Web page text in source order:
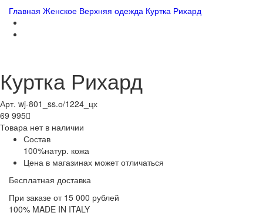
Главная Женское Верхняя одежда Куртка Рихард
Куртка Рихард
Арт. wj-801_ss.о/1224_цх
69 995
Товара нет в наличии
Состав
100%натур. кожа
Цена в магазинах может отличаться
Бесплатная доставка
При заказе от 15 000 рублей
100% MADE IN ITALY